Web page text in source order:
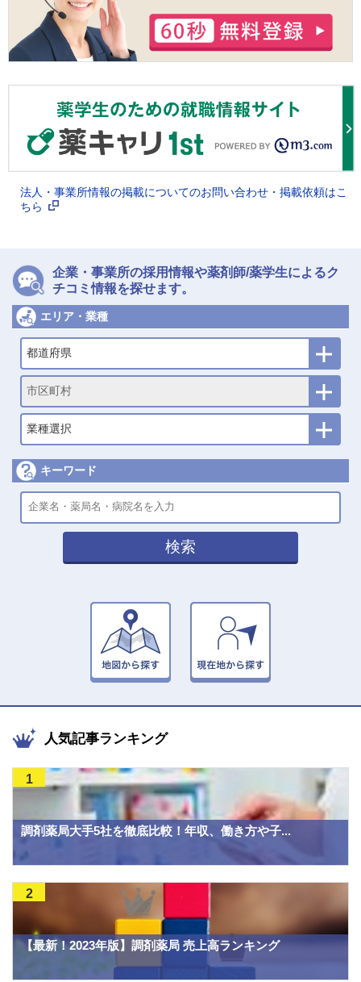
法人・事業所情報の掲載についてのお問い合わせ・掲載依頼はこ
ちら
企業・事業所の採用情報や薬剤師/薬学生によるク
チコミ情報を探せます。
エリア・業種
都道府県
市区町村
業種選択
キーワード
検索
人気記事ランキング
調剤薬局大手5社を徹底比較！年収、働き方や子...
1
【最新！2023年版】調剤薬局 売上高ランキング
2